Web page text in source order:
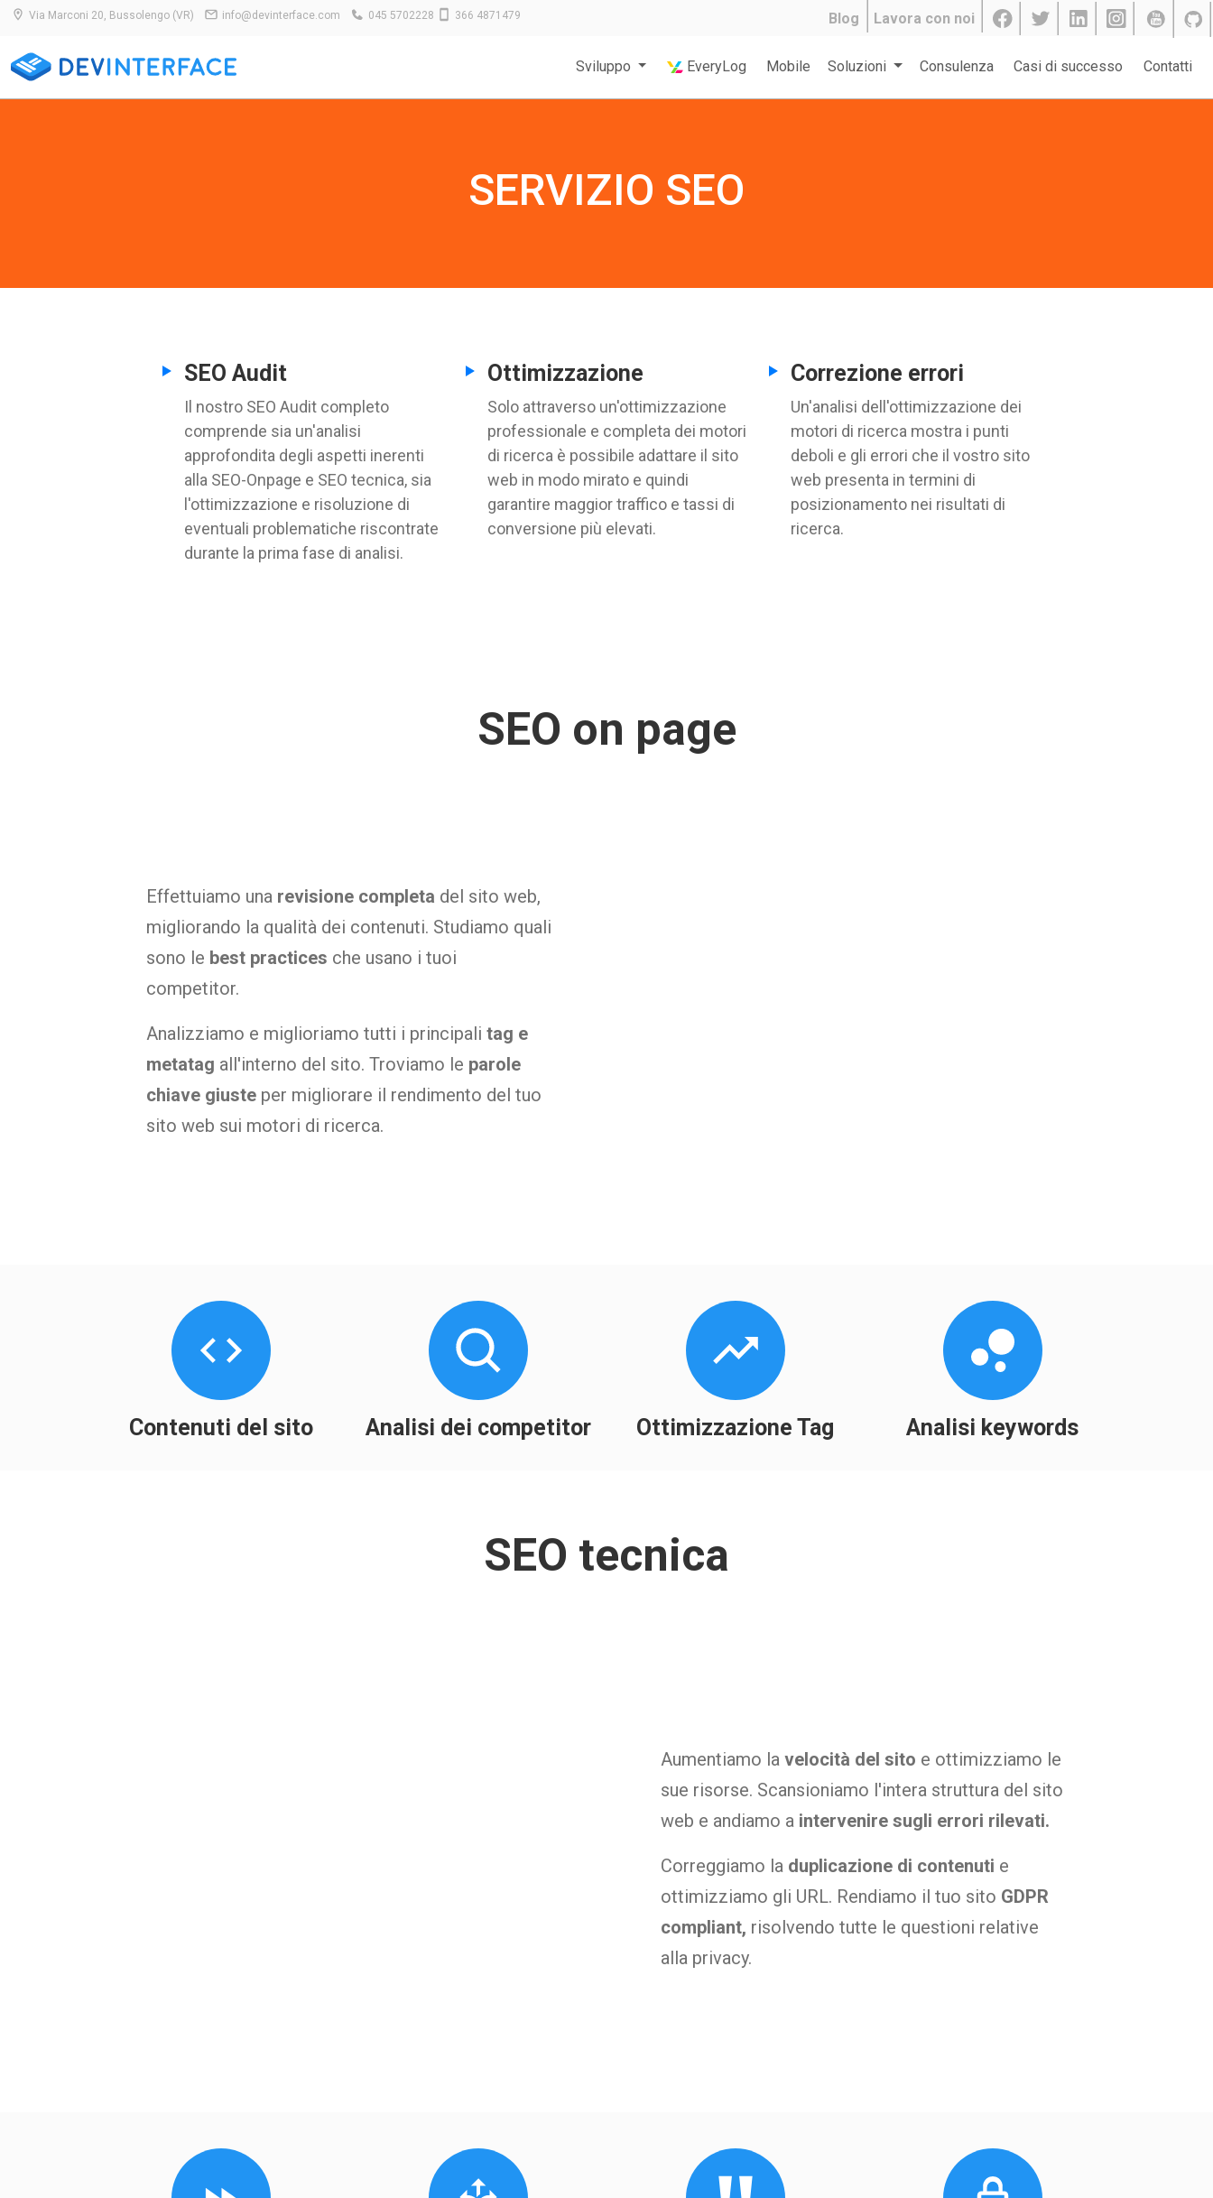
Via Marconi 20, Bussolengo (VR) info@devinterface.com 045 5702228 366 4871479 Blog Lavora con noi
Sviluppo EveryLog Mobile Soluzioni Consulenza Casi di successo Contatti
SERVIZIO SEO
SEO Audit
Il nostro SEO Audit completo
comprende sia un'analisi
approfondita degli aspetti inerenti
alla SEO-Onpage e SEO tecnica, sia
l'ottimizzazione e risoluzione di
eventuali problematiche riscontrate
durante la prima fase di analisi.
Ottimizzazione
Solo attraverso un'ottimizzazione
professionale e completa dei motori
di ricerca è possibile adattare il sito
web in modo mirato e quindi
garantire maggior traffico e tassi di
conversione più elevati.
Correzione errori
Un'analisi dell'ottimizzazione dei
motori di ricerca mostra i punti
deboli e gli errori che il vostro sito
web presenta in termini di
posizionamento nei risultati di
ricerca.
SEO on page
Effettuiamo una revisione completa del sito web,
migliorando la qualità dei contenuti. Studiamo quali
sono le best practices che usano i tuoi
competitor.
Analizziamo e miglioriamo tutti i principali tag e
metatag all'interno del sito. Troviamo le parole
chiave giusteper migliorare il rendimento del tuo
sito web sui motori di ricerca.
Contenuti del sito Analisi dei competitor Ottimizzazione Tag Analisi keywords
SEO tecnica
Aumentiamo la velocità del sito e ottimizziamo le
sue risorse. Scansioniamo l'intera struttura del sito
web e andiamo a intervenire sugli errori rilevati.
Correggiamo la duplicazione di contenuti e
ottimizziamo gli URL. Rendiamo il tuo sito GDPR
compliant, risolvendo tutte le questioni relative
alla privacy.